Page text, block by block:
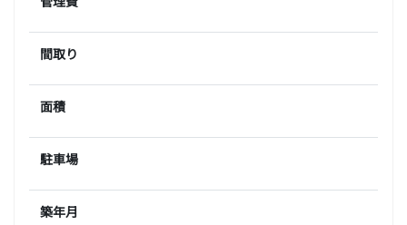
間取り
面積
駐車場
築年月